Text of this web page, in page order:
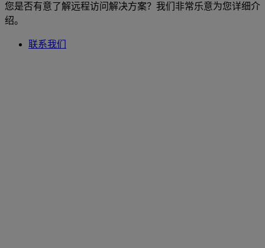
您是否有意了解远程访问解决方案？我们非常乐意为您详细介
绍。
联系我们